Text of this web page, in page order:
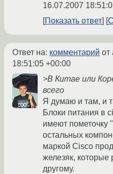
16.07.2007
Показать ответ
Ответ на: комментарий от
18:51:05 +00:00
>В Китае или
всего
Я думаю и там, и
Блоки питания в
имеют пометочку
остальных
маркой Cisco
железяк,
другому.